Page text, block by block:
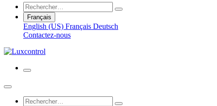
Français
English (US) Français Deutsch
Contactez-nous